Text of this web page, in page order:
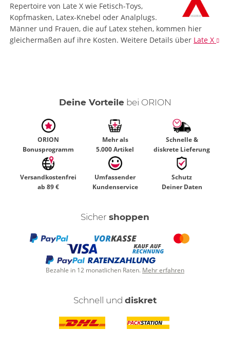
Repertoire von Late X wie Fetisch-Toys,
Kopfmasken, Latex-Knebel oder Analplugs.
Männer und Frauen, die auf Latex stehen, kommen hier
gleichermaßen auf ihre Kosten. Weitere Details über Late X
Deine Vorteilebei ORION
ORION
Bonusprogramm
Mehr als
5.000 Artikel
Schnelle &
diskrete Lieferung
Versandkostenfrei
ab 89 €
Umfassender
Kundenservice
Schutz
Deiner Daten
Sicher shoppen
Bezahle in 12 monatlichen Raten. Mehr erfahren
Schnell und diskret